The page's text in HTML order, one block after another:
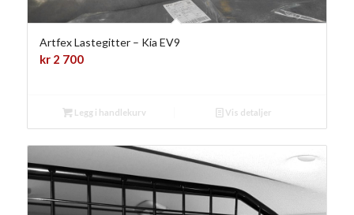
Artfex Lastegitter – Kia EV9
kr2 700
Legg i handlekurv Vis detaljer